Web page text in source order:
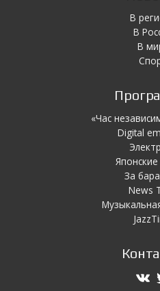
В
В
В
«Час
Digital
За
News